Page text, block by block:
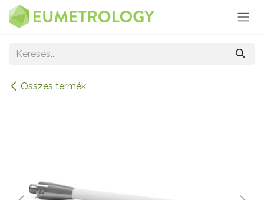
Kihagyás és továbblépés a tartalomhoz
Összes termék